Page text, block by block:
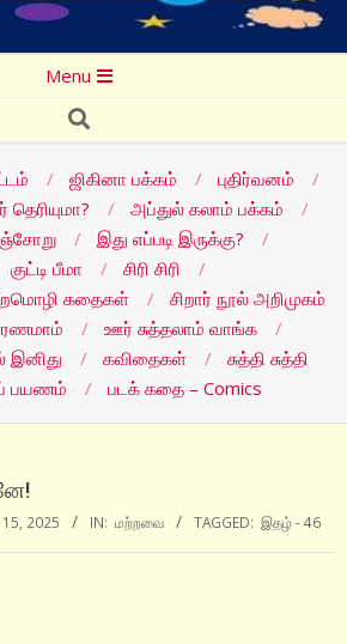
Menu
Search
ஜிகினா பக்கம்
புதிர்வனம்
அப்துல் கலாம் பக்கம்
இது எப்படி இருக்கு?
குட்டி பீமா
சிரி சிரி
கதைகள்
சிறார் நூல் அறிமுகம்
ஊர் சுத்தலாம் வாங்க
இனிது கவிதைகள்
சுத்தி சுத்தி
பயணம் படக் கதை – Comics
15, 2025 IN: மற்றவை TAGGED: இதழ் - 46